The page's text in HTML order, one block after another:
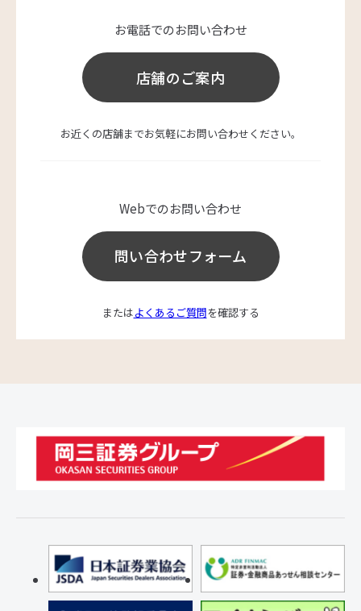
お電話でのお問い合わせ
店舗のご案内
お近くの店舗までお気軽にお問い合わせください。
Webでのお問い合わせ
問い合わせフォーム
またはよくあるご質問を確認する